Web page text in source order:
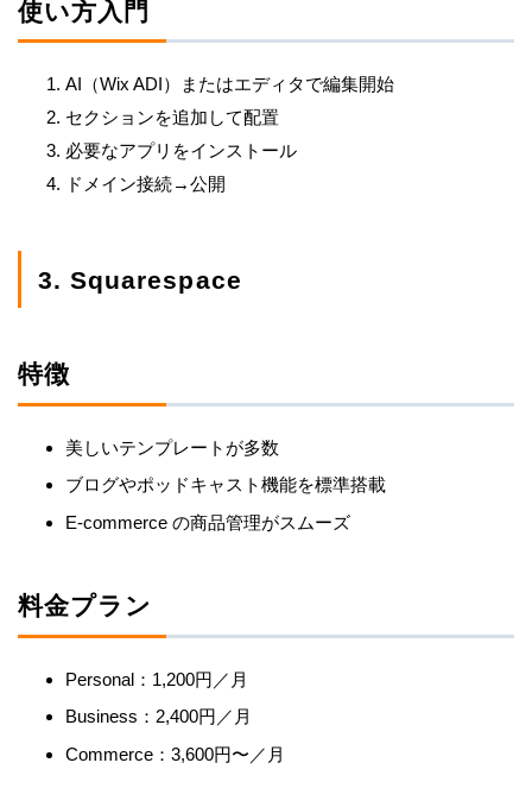
使い方入門
AI（Wix ADI）またはエディタで編集開始
セクションを追加して配置
必要なアプリをインストール
ドメイン接続→公開
3. Squarespace
特徴
美しいテンプレートが多数
ブログやポッドキャスト機能を標準搭載
E-commerce の商品管理がスムーズ
料金プラン
Personal：1,200円／月
Business：2,400円／月
Commerce：3,600円〜／月